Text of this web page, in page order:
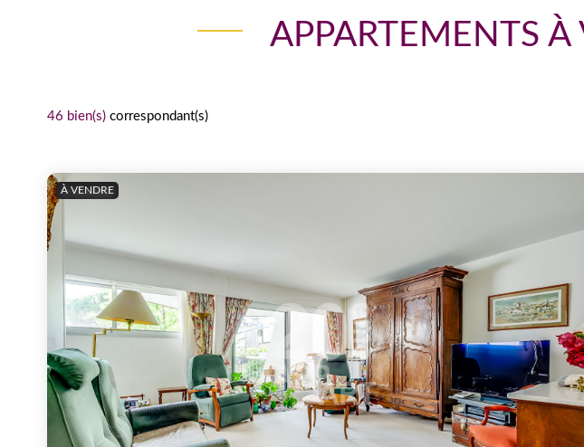
APPARTEMENTS
46 bien(s) correspondant(s)
À VENDRE